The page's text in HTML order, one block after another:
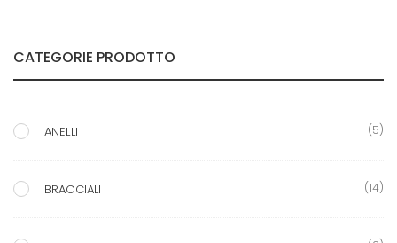
CATEGORIE PRODOTTO
ANELLI (5)
BRACCIALI (14)